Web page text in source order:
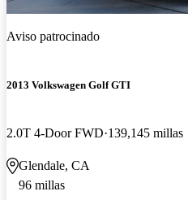
Aviso patrocinado
2013 Volkswagen Golf GTI
2.0T 4-Door FWD 139,145 millas
Glendale, CA
96 millas